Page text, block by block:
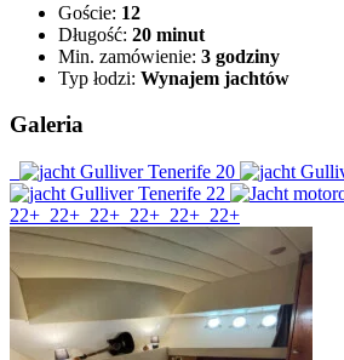
Goście: 12
Długość: 20 minut
Min. zamówienie: 3 godziny
Typ łodzi: Wynajem jachtów
Galeria
22+ 22+ 22+ 22+ 22+ 22+